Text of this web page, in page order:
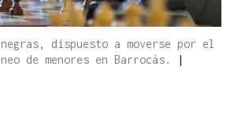
dispuesto a moverse por el
de menores en Barrocás.
|